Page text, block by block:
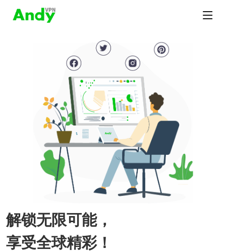
解锁无限可能，
享受全球精彩！